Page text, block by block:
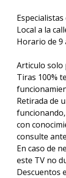
Local a la
Horario de 9
Articulo solo
Tiras 100%
Retirada de
con
consulte
En caso de
este TV no
Descuentos